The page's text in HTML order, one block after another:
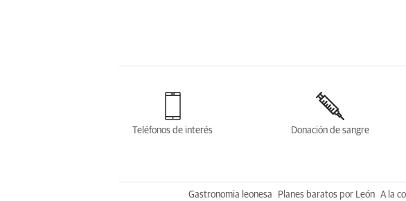
Teléfonos de interés Donación de sangre
Gastronomia leonesa Planes baratos por León A la